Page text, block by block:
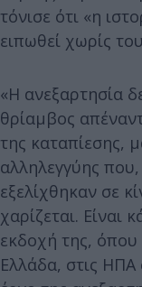
τόνισε ότι «η
ειπωθεί χωρίς
«Η ανεξαρτησία
θρίαμβος
της καταπίεσης,
αλληλεγγύης
εξελίχθηκαν σε
χαρίζεται. Είναι
εκδοχή της,
Ελλάδα, στις